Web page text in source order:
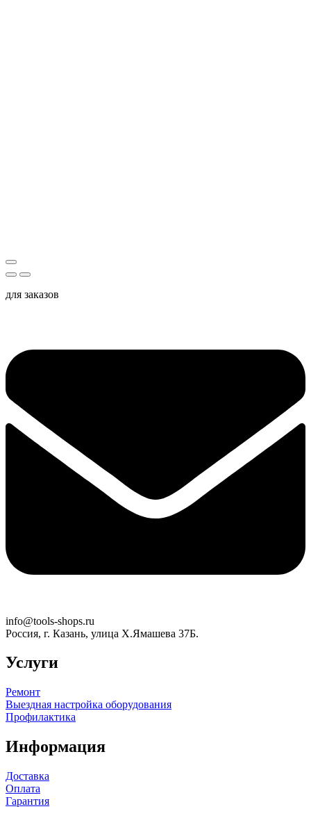
для заказов
info@tools-shops.ru
Россия, г. Казань, улица Х.Ямашева 37Б.
Услуги
Ремонт
Выездная настройка оборудования
Профилактика
Информация
Доставка
Оплата
Гарантия